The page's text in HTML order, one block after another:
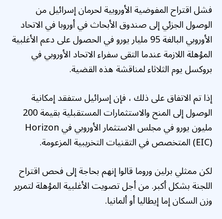
فشل اقتراح المفوضية الأوروبية لحرمان إسرائيل من
الوصول الجزئي إلى صندوق الأبحاث في أوروبا في الاتحاد
الأوروبي البالغة 95 مليار يورو في الحصول على دعم الأغلبية
المؤهلة اللازمة عندما التقى سفراء الاتحاد الأوروبي في
بروكسل يوم الثلاثاء لمناقشة هذه القضية.
إذا تم الاتفاق على ذلك ، فإن إسرائيل ستفقد إمكانية
الوصول إلى المنح والاستثمارات المستقبلية بقيمة 200
مليون يورو في مجلس الاستثمار الأوروبي في Horizon
(EIC) المتخصص في التقنيات التخريبية المزعومة.
لكن ممثلي برلين وروما قالوا إنهم بحاجة إلى فحص اقتراح
اللجنة بشكل أكبر. من أجل تصويت الأغلبية المؤهلة لتمرير
وزن السكان إما إيطاليا أو ألمانيا.